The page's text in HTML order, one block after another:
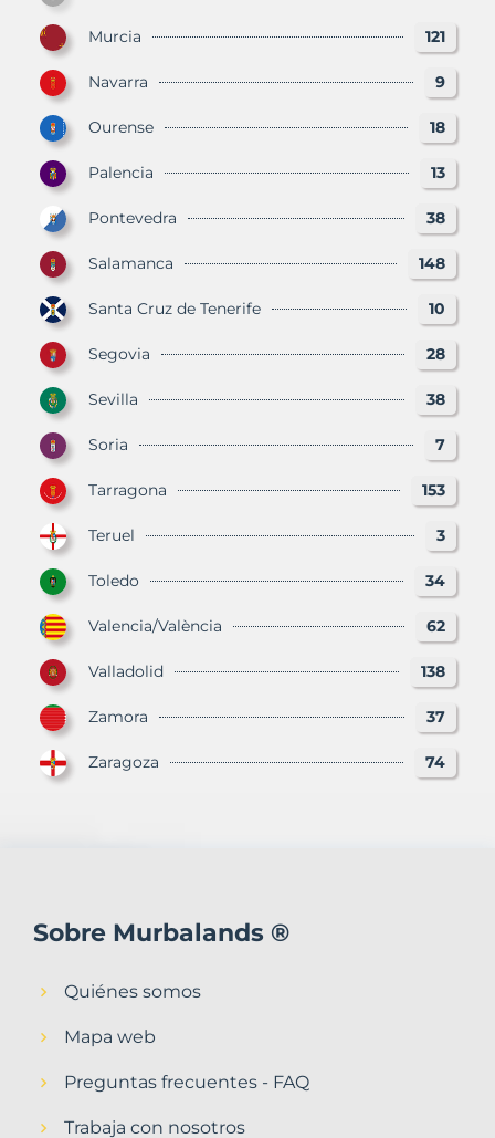
Murcia 121
Navarra 9
Ourense 18
Palencia 13
Pontevedra 38
Salamanca 148
Santa Cruz de Tenerife 10
Segovia 28
Sevilla 38
Soria 7
Tarragona 153
Teruel 3
Toledo 34
Valencia/València 62
Valladolid 138
Zamora 37
Zaragoza 74
Sobre Murbalands ®
Quiénes somos
Mapa web
Preguntas frecuentes - FAQ
Trabaja con nosotros